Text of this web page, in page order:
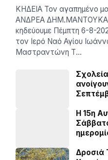
ΚΗΔΕΙΑ Τον αγαπημένο
ΑΝΔΡΕΑ ΔΗΜ.ΜΑΝΤΟΥΚΑ
κηδεύουμε Πέμπτη 6-8-
τον Ιερό Ναό Αγίου
Μαστραντώνη Τ…
Η 15η
Δροσιά